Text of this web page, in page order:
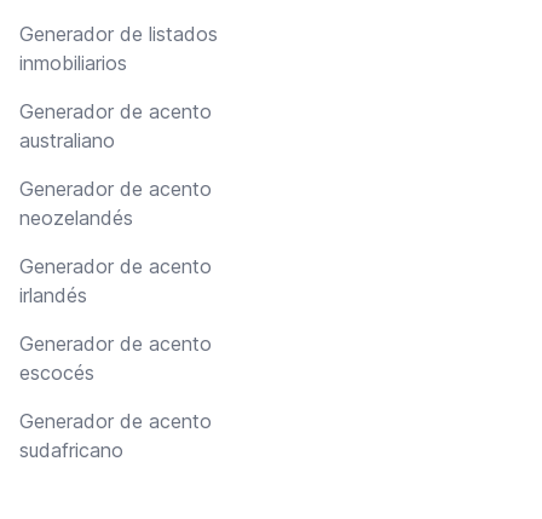
Generador de listados
inmobiliarios
Generador de acento
australiano
Generador de acento
neozelandés
Generador de acento
irlandés
Generador de acento
escocés
Generador de acento
sudafricano